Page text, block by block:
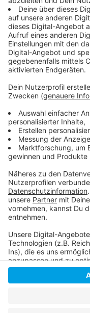
original japanische
unter dem Motto
Freundschaft“.
Anzeige
Weitere Infos
So haben wir
Anzeige